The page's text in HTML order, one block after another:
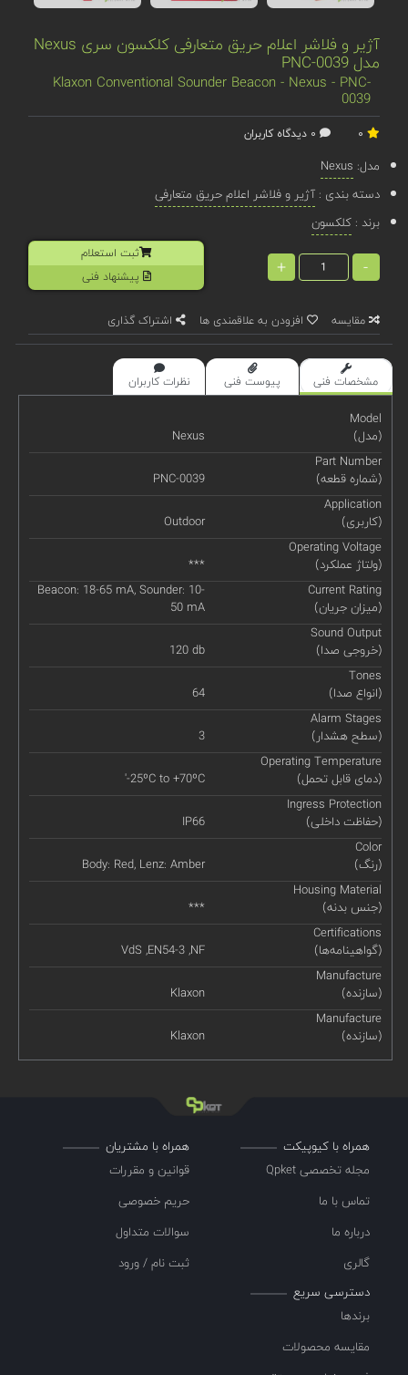
آژیر و فلاشر اعلام حریق متعارفی کلکسون سری Nexus
مدل PNC-0039
Klaxon Conventional Sounder Beacon - Nexus - PNC-
0039
مدل: Nexus
دسته بندی :آژیر و فلاشر اعلام حریق متعارفی
برند :کلکسون
-
+
ثبت استعلام
پیشنهاد فنی
مقایسه افزودن به علاقمندی ها اشتراک گذاری
مشخصات فنی پیوست فنی نظرات کاربران
Model
(مدل)
Nexus
Part Number
(شماره قطعه)
PNC-0039
Application
(کاربری)
Outdoor
Operating Voltage
(ولتاژ عملکرد)
***
Current Rating
(میزان جریان)
Beacon: 18-65 mA, Sounder: 10-
50 mA
Sound Output
(خروجی صدا)
120 db
Tones
(انواع صدا)
64
Alarm Stages
(سطح هشدار)
3
Operating Temperature
(دمای قابل تحمل)
'-25ºC to +70ºC
Ingress Protection
(حفاظت داخلی)
IP66
Color
(رنگ)
Body: Red, Lenz: Amber
Housing Material
(جنس بدنه)
***
Certifications
(گواهینامه‌ها)
VdS ,EN54-3 ,NF
Manufacture
(سازنده)
Klaxon
Manufacture
(سازنده)
Klaxon
همراه با کیوپیکت
مجله تخصصی Qpket
تماس با ما
درباره ما
گالری
همراه با مشتریان
قوانین و مقررات
حریم خصوصی
سوالات متداول
ثبت نام / ورود
دسترسی سریع
برندها
مقایسه محصولات